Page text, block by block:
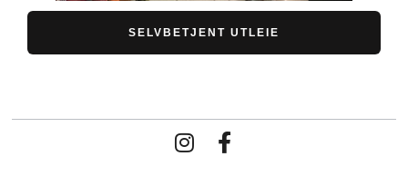
SELVBETJENT UTLEIE